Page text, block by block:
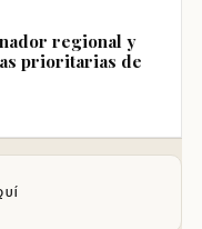
regional y
prioritarias de